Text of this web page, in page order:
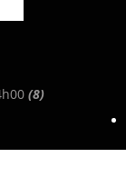
(8)